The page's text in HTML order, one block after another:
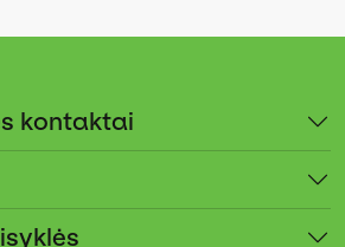
kontaktai